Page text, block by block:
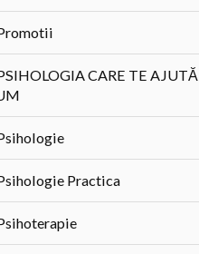
CARE TE AJUTĂ
Practica